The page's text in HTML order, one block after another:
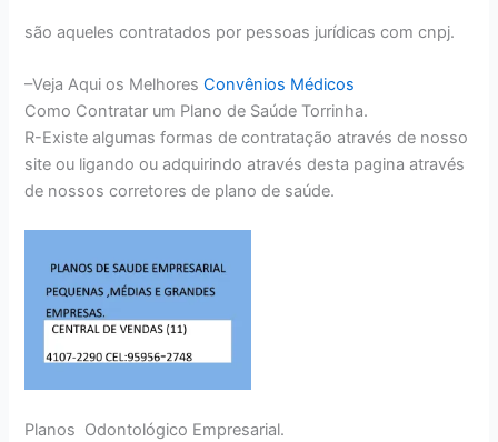
são aqueles contratados por pessoas jurídicas com cnpj.
–Veja Aqui os MelhoresConvênios Médicos
Como Contratar um Plano de Saúde Torrinha.
R-Existe algumas formas de contratação através de nosso
site ou ligando ou adquirindo através desta pagina através
de nossos corretores de plano de saúde.
Planos Odontológico Empresarial.